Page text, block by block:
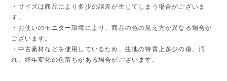
・サイズは商品により多少の誤差が生じてしまう場合がございま
す。
・お使いのモニター環境により、商品の色の見え方が異なる場合が
ございます。
・中古素材などを使用しているため、生地の特質上多少の傷、汚
れ、経年変化の色落ちがある場合がございます。